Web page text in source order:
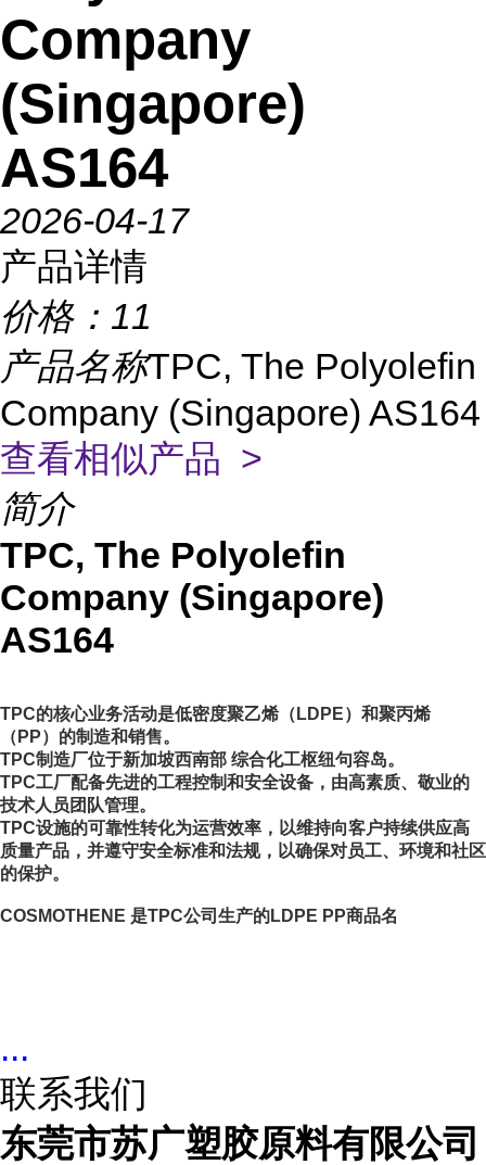
Company
(Singapore)
AS164
2026-04-17
产品详情
价格： 11
产品名称TPC, The Polyolefin
Company (Singapore) AS164
查看相似产品 >
简介
TPC, The Polyolefin
Company (Singapore)
AS164
TPC的核心业务活动是低密度聚乙烯（LDPE）和聚丙烯
（PP）的制造和销售。
TPC制造厂位于新加坡西南部 综合化工枢纽句容岛。
TPC工厂配备先进的工程控制和安全设备，由高素质、敬业的
技术人员团队管理。
TPC设施的可靠性转化为运营效率，以维持向客户持续供应高
质量产品，并遵守安全标准和法规，以确保对员工、环境和社区
的保护。
COSMOTHENE 是TPC公司生产的LDPE PP商品名
...
联系我们
东莞市苏广塑胶原料有限公司